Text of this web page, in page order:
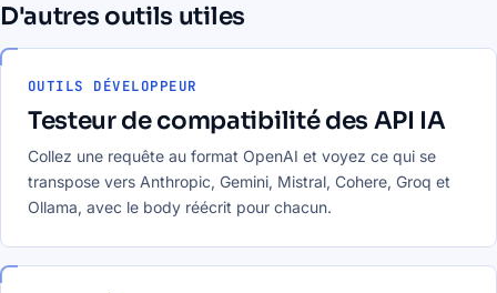
D'autres outils utiles
OUTILS DÉVELOPPEUR
Testeur de compatibilité des API IA
Collez une requête au format OpenAI et voyez ce qui se
transpose vers Anthropic, Gemini, Mistral, Cohere, Groq et
Ollama, avec le body réécrit pour chacun.